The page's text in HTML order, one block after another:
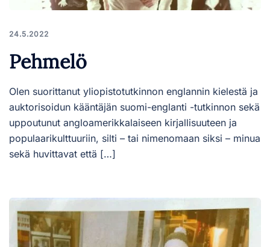
24.5.2022
Pehmelö
Olen suorittanut yliopistotutkinnon englannin kielestä ja
auktorisoidun kääntäjän suomi-englanti -tutkinnon sekä
uppoutunut angloamerikkalaiseen kirjallisuuteen ja
populaarikulttuuriin, silti – tai nimenomaan siksi – minua
sekä huvittavat että […]